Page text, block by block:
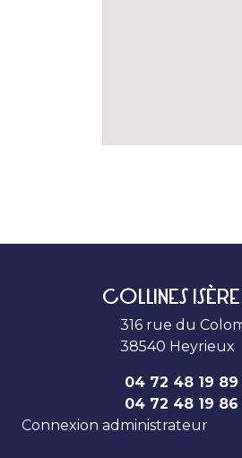
COLLINES
316 rue du
38540 Heyrieux
04 72 48 19 89
04 72 48 19 86
Connexion administrateur